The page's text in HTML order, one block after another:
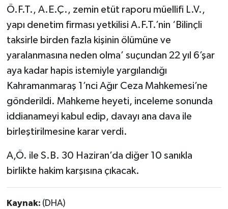
Ö.F.T., A.E.Ç., zemin etüt raporu müellifi L.V.,
yapı denetim firması yetkilisi A.F.T.’nin ‘Bilinçli
taksirle birden fazla kişinin ölümüne ve
yaralanmasına neden olma’ suçundan 22 yıl 6’şar
aya kadar hapis istemiyle yargılandığı
Kahramanmaraş 1’nci Ağır Ceza Mahkemesi’ne
gönderildi. Mahkeme heyeti, inceleme sonunda
iddianameyi kabul edip, davayı ana dava ile
birleştirilmesine karar verdi.
A,Ö. ile S.B. 30 Haziran’da diğer 10 sanıkla
birlikte hakim karşısına çıkacak.
Kaynak: (DHA)